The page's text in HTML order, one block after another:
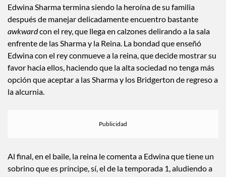
Edwina Sharma termina siendo la heroína de su familia
después de manejar delicadamente encuentro bastante
awkwardcon el rey, que llega en calzones delirando a la sala
enfrente de las Sharma y la Reina. La bondad que enseñó
Edwina con el rey conmueve a la reina, que decide mostrar su
favor hacia ellos, haciendo que la alta sociedad no tenga más
opción que aceptar a las Sharma y los Bridgerton de regreso a
la alcurnia.
Al final, en el baile, la reina le comenta a Edwina que tiene un
sobrino que es príncipe, sí, el de la temporada 1, aludiendo a